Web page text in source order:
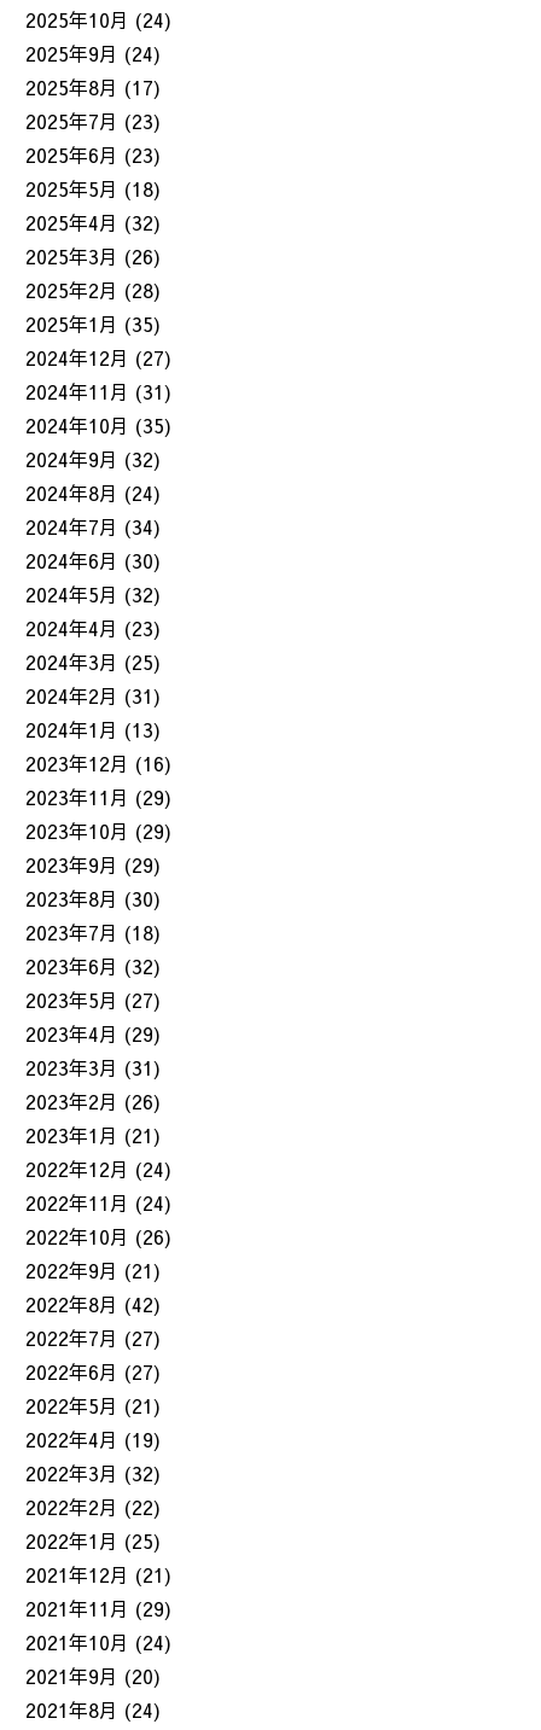
2025年10月 (24)
2025年9月 (24)
2025年8月 (17)
2025年7月 (23)
2025年6月 (23)
2025年5月 (18)
2025年4月 (32)
2025年3月 (26)
2025年2月 (28)
2025年1月 (35)
2024年12月 (27)
2024年11月 (31)
2024年10月 (35)
2024年9月 (32)
2024年8月 (24)
2024年7月 (34)
2024年6月 (30)
2024年5月 (32)
2024年4月 (23)
2024年3月 (25)
2024年2月 (31)
2024年1月 (13)
2023年12月 (16)
2023年11月 (29)
2023年10月 (29)
2023年9月 (29)
2023年8月 (30)
2023年7月 (18)
2023年6月 (32)
2023年5月 (27)
2023年4月 (29)
2023年3月 (31)
2023年2月 (26)
2023年1月 (21)
2022年12月 (24)
2022年11月 (24)
2022年10月 (26)
2022年9月 (21)
2022年8月 (42)
2022年7月 (27)
2022年6月 (27)
2022年5月 (21)
2022年4月 (19)
2022年3月 (32)
2022年2月 (22)
2022年1月 (25)
2021年12月 (21)
2021年11月 (29)
2021年10月 (24)
2021年9月 (20)
2021年8月 (24)